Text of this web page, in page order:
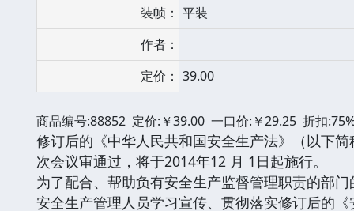
装帧： 平装
作者：
定价： 39.00
商品编号:88852 定价:￥39.00 一口价:￥29.25 折扣
修订后的《中华人民共和国安全生产法》（以下
次会议审通过，将于2014年12 月 1日起施行。
为了配合、帮助负有安全生产监督管理职责的部
安全生产管理人员学习宣传、贯彻落实修订后的